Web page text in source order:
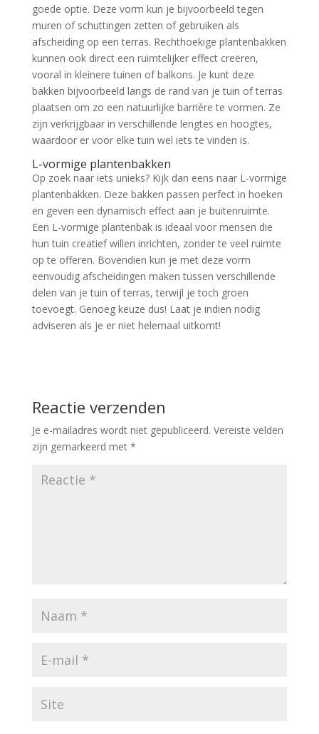
goede optie. Deze vorm kun je bijvoorbeeld tegen
muren of schuttingen zetten of gebruiken als
afscheiding op een terras. Rechthoekige plantenbakken
kunnen ook direct een ruimtelijker effect creëren,
vooral in kleinere tuinen of balkons. Je kunt deze
bakken bijvoorbeeld langs de rand van je tuin of terras
plaatsen om zo een natuurlijke barrière te vormen. Ze
zijn verkrijgbaar in verschillende lengtes en hoogtes,
waardoor er voor elke tuin wel iets te vinden is.
L-vormige plantenbakken
Op zoek naar iets unieks? Kijk dan eens naar L-vormige
plantenbakken. Deze bakken passen perfect in hoeken
en geven een dynamisch effect aan je buitenruimte.
Een L-vormige plantenbak is ideaal voor mensen die
hun tuin creatief willen inrichten, zonder te veel ruimte
op te offeren. Bovendien kun je met deze vorm
eenvoudig afscheidingen maken tussen verschillende
delen van je tuin of terras, terwijl je toch groen
toevoegt. Genoeg keuze dus! Laat je indien nodig
adviseren als je er niet helemaal uitkomt!
Reactie verzenden
Je e-mailadres wordt niet gepubliceerd. Vereiste velden
zijn gemarkeerd met *